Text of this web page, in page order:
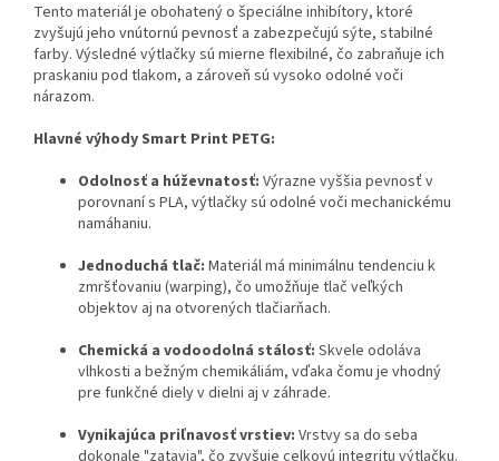
Tento materiál je obohatený o špeciálne inhibítory, ktoré
zvyšujú jeho vnútornú pevnosť a zabezpečujú sýte, stabilné
farby. Výsledné výtlačky sú mierne flexibilné, čo zabraňuje ich
praskaniu pod tlakom, a zároveň sú vysoko odolné voči
nárazom.
Hlavné výhody Smart Print PETG:
Odolnosť a húževnatosť: Výrazne vyššia pevnosť v
porovnaní s PLA, výtlačky sú odolné voči mechanickému
namáhaniu.
Jednoduchá tlač: Materiál má minimálnu tendenciu k
zmršťovaniu (warping), čo umožňuje tlač veľkých
objektov aj na otvorených tlačiarňach.
Chemická a vodoodolná stálosť: Skvele odoláva
vlhkosti a bežným chemikáliám, vďaka čomu je vhodný
pre funkčné diely v dielni aj v záhrade.
Vynikajúca priľnavosť vrstiev: Vrstvy sa do seba